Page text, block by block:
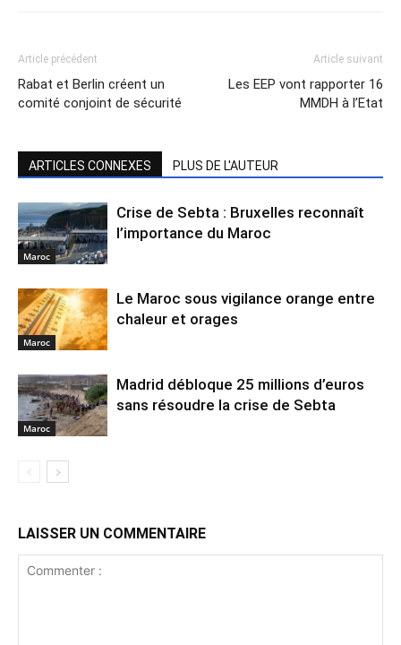
Article précédent
Rabat et Berlin créent un
comité conjoint de sécurité
Article suivant
Les EEP vont rapporter 16
MMDH à l’Etat
ARTICLES CONNEXES PLUS DE L'AUTEUR
Maroc
Crise de Sebta : Bruxelles reconnaît
l’importance du Maroc
Maroc
Le Maroc sous vigilance orange entre
chaleur et orages
Maroc
Madrid débloque 25 millions d’euros
sans résoudre la crise de Sebta
LAISSER UN COMMENTAIRE